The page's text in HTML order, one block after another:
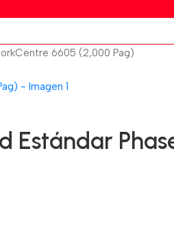
6605 (2,000 Pag)
Estándar